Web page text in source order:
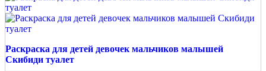
Раскраска для детей девочек мальчиков малышей
Скибиди туалет